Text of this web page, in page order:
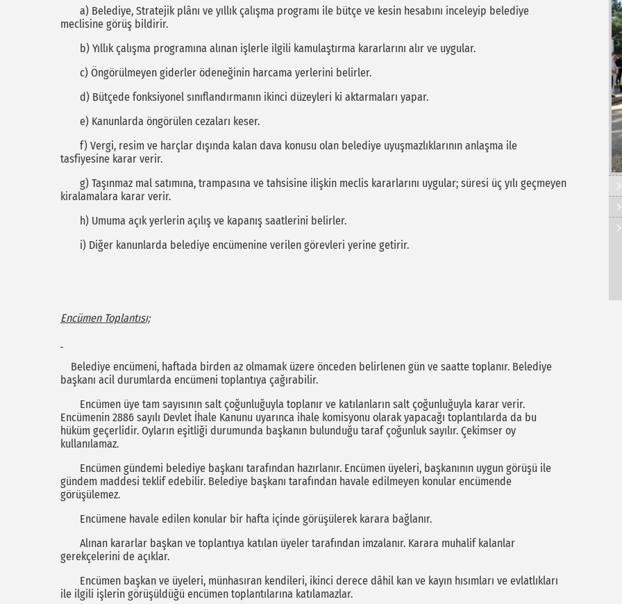
a) Belediye, Stratejik plânı ve yıllık çalışma programı ile bütçe ve kesin hesabını inceleyip belediye
meclisine görüş bildirir.
b) Yıllık çalışma programına alınan işlerle ilgili kamulaştırma kararlarını alır ve uygular.
c) Öngörülmeyen giderler ödeneğinin harcama yerlerini belirler.
d) Bütçede fonksiyonel sınıflandırmanın ikinci düzeyleri ki aktarmaları yapar.
e) Kanunlarda öngörülen cezaları keser.
f) Vergi, resim ve harçlar dışında kalan dava konusu olan belediye uyuşmazlıklarının anlaşma ile
tasfiyesine karar verir.
g) Taşınmaz mal satımına, trampasına ve tahsisine ilişkin meclis kararlarını uygular; süresi üç yılı geçmeyen
kiralamalara karar verir.
h) Umuma açık yerlerin açılış ve kapanış saatlerini belirler.
i) Diğer kanunlarda belediye encümenine verilen görevleri yerine getirir.
Encümen Toplantısı;
Belediye encümeni, haftada birden az olmamak üzere önceden belirlenen gün ve saatte toplanır. Belediye
başkanı acil durumlarda encümeni toplantıya çağırabilir.
Encümen üye tam sayısının salt çoğunluğuyla toplanır ve katılanların salt çoğunluğuyla karar verir.
Encümenin 2886 sayılı Devlet İhale Kanunu uyarınca ihale komisyonu olarak yapacağı toplantılarda da bu
hüküm geçerlidir. Oyların eşitliği durumunda başkanın bulunduğu taraf çoğunluk sayılır. Çekimser oy
kullanılamaz.
Encümen gündemi belediye başkanı tarafından hazırlanır. Encümen üyeleri, başkanının uygun görüşü ile
gündem maddesi teklif edebilir. Belediye başkanı tarafından havale edilmeyen konular encümende
görüşülemez.
Encümene havale edilen konular bir hafta içinde görüşülerek karara bağlanır.
Alınan kararlar başkan ve toplantıya katılan üyeler tarafından imzalanır. Karara muhalif kalanlar
gerekçelerini de açıklar.
Encümen başkan ve üyeleri, münhasıran kendileri, ikinci derece dâhil kan ve kayın hısımları ve evlatlıkları
ile ilgili işlerin görüşüldüğü encümen toplantılarına katılamazlar.